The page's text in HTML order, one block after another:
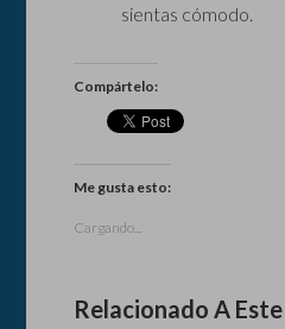
sientas cómodo.
Compártelo:
Me gusta esto:
Cargando...
Relacionado A